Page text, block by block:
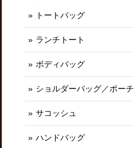
トートバッグ
ランチトート
ボディバッグ
ショルダーバッグ／ポーチ
サコッシュ
ハンドバッグ